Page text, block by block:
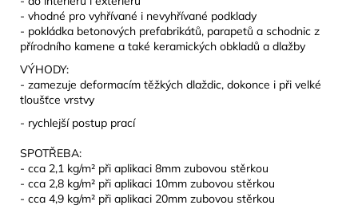
- vhodné pro vyhřívané i nevyhřívané podklady
- pokládka betonových prefabrikátů, parapetů a schodnic z
přírodního kamene a také keramických obkladů a dlažby
VÝHODY:
- zamezuje deformacím těžkých dlaždic, dokonce i při velké
tloušťce vrstvy
- rychlejší postup prací
SPOTŘEBA:
- cca 2,1 kg/m² při aplikaci 8mm zubovou stěrkou
- cca 2,8 kg/m² při aplikaci 10mm zubovou stěrkou
- cca 4,9 kg/m² při aplikaci 20mm zubovou stěrkou